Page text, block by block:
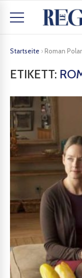
Startseite › Roman
ETIKETT: